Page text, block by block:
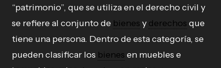
“patrimonio”, que se utiliza en el derecho civil y
se refiere al conjunto de bienes y derechos que
tiene una persona. Dentro de esta categoría, se
pueden clasificar los bienes en muebles e